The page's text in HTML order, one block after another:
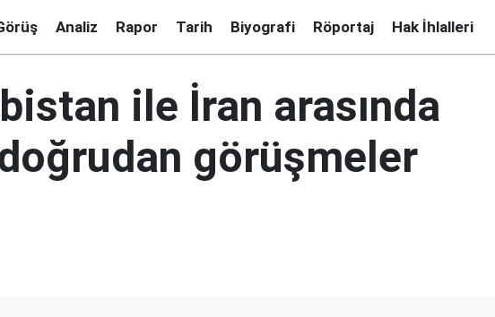
Analiz Rapor Tarih Biyografi Röportaj Hak İhlalleri
ile İran arasında
görüşmeler